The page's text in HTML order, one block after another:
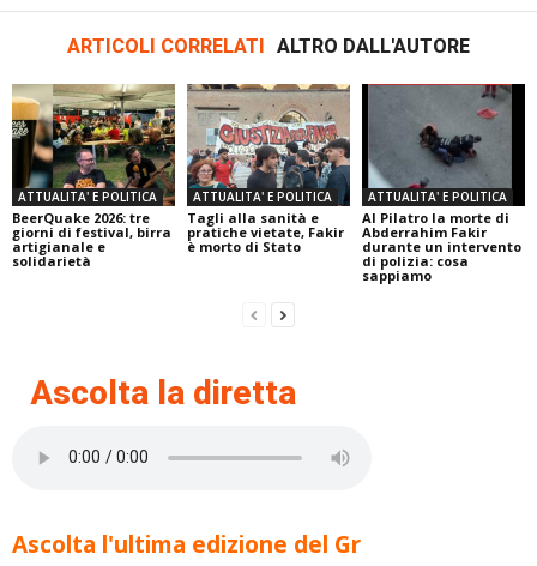
ARTICOLI CORRELATI ALTRO DALL'AUTORE
ATTUALITA' E POLITICA
BeerQuake 2026: tre
giorni di festival, birra
artigianale e
solidarietà
ATTUALITA' E POLITICA
Tagli alla sanità e
pratiche vietate, Fakir
è morto di Stato
ATTUALITA' E POLITICA
Al Pilatro la morte di
Abderrahim Fakir
durante un intervento
di polizia: cosa
sappiamo
Ascolta la diretta
Ascolta l'ultima edizione del Gr